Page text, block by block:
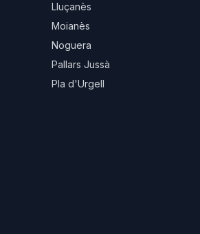
Lluçanès
Moianès
Noguera
Pallars Jussà
Pla d'Urgell